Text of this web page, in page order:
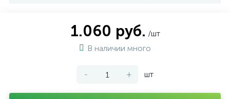
1.060 руб. /шт
В наличии много
- + шт